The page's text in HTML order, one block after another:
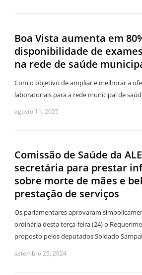
Boa Vista aumenta em
disponibilidade de
na rede de saúde
Com o objetivo de ampliar e melhorar a
laboratoriais para a rede municipal de
agosto 11, 2025
Comissão de Saúde da
secretária para prestar
sobre morte de mães e
prestação de serviços
Os parlamentares aprovaram
ordinária desta terça-feira (24) o
proposto pelos deputados Soldado
setembro 25, 2024